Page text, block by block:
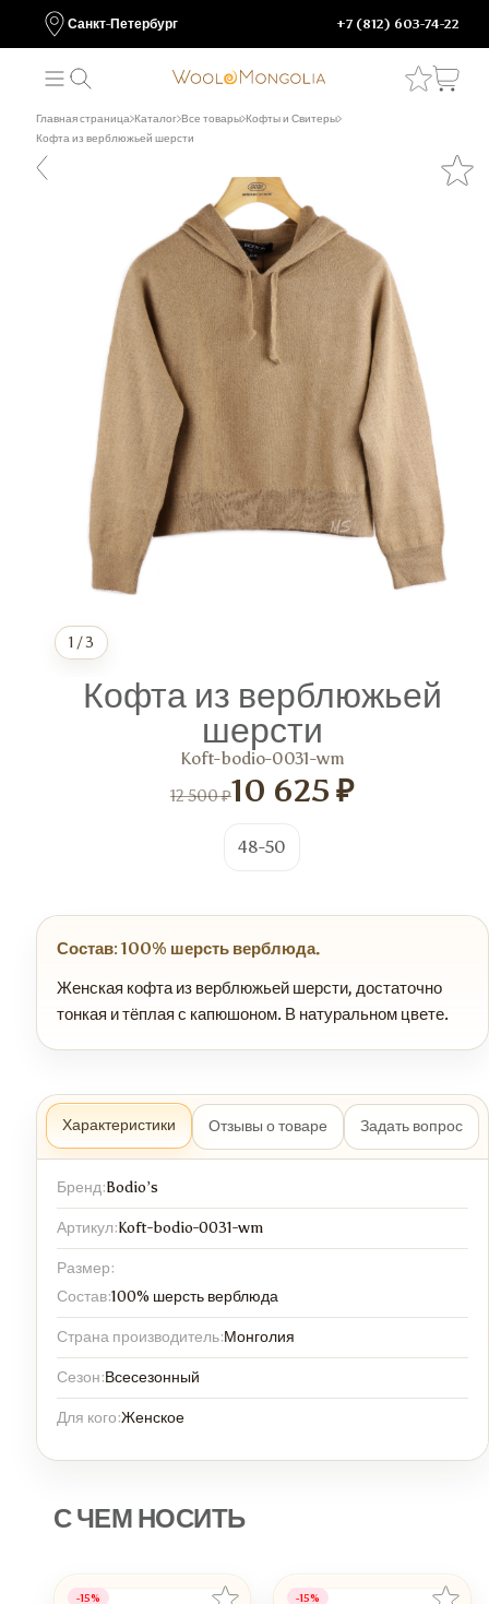
Санкт-Петербург +7 (812) 603-74-22
Главная страница Каталог Все товары Кофты и Свитеры
Кофта из верблюжьей шерсти
1 /3
Кофта из верблюжьей
шерсти
Koft-bodio-0031-wm
12 500 ₽10 625 ₽
48-50
Состав: 100% шерсть верблюда.
Женская кофта из верблюжьей шерсти, достаточно
тонкая и тёплая с капюшоном. В натуральном цвете.
Характеристики Отзывы о товаре Задать вопрос
Бренд:Bodio’s
Артикул:Koft-bodio-0031-wm
Размер:
Состав:100% шерсть верблюда
Страна производитель:Монголия
Сезон:Всесезонный
Для кого:Женское
С ЧЕМ НОСИТЬ
-15% -15%